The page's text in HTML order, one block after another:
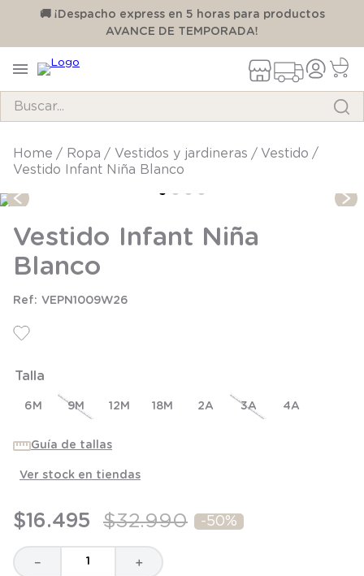
🚚 ¡Despacho express en 5 horas para productos
AVANCE DE TEMPORADA!
ropa vestidos y jardineras
vestido
Vestido Infant Niña Blanco
Vestido Infant Niña
Blanco
VEPN1009W26
Talla
6M 9M 12M 18M 2A 3A 4A
Guía de tallas
Ver stock en tiendas
$16.495 $32.990 -50%
＋
－
TÉRMINOS MÁS BUSCADOS
3.
zapatillas
4
body
5
manta
8.
9.
saco